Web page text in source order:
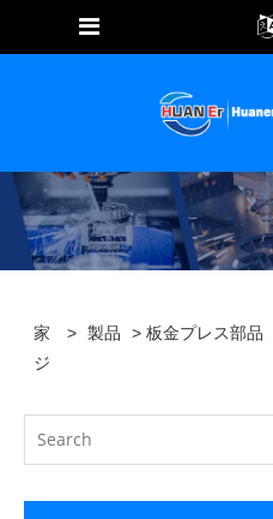
家 > 製品 >板金プレス部品
ジ